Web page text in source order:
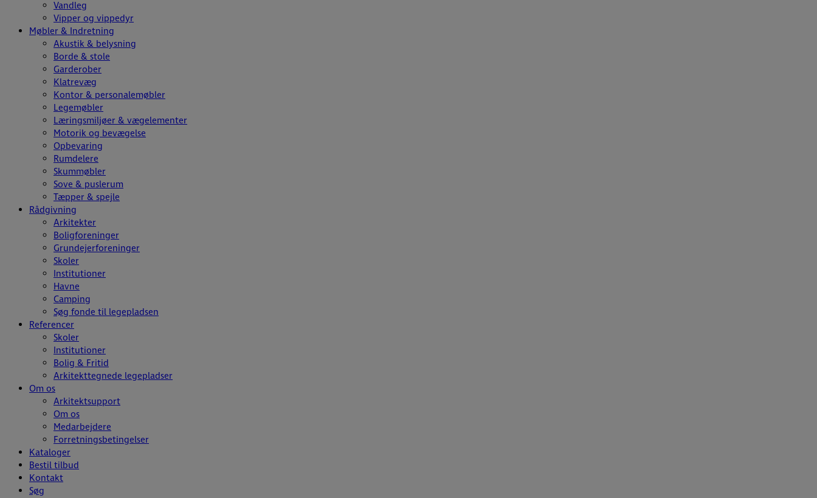
Vandleg
Vipper og vippedyr
Møbler & Indretning
Akustik & belysning
Borde & stole
Garderober
Klatrevæg
Kontor & personalemøbler
Legemøbler
Læringsmiljøer & vægelementer
Motorik og bevægelse
Opbevaring
Rumdelere
Skummøbler
Sove & puslerum
Tæpper & spejle
Rådgivning
Arkitekter
Boligforeninger
Grundejerforeninger
Skoler
Institutioner
Havne
Camping
Søg fonde til legepladsen
Referencer
Skoler
Institutioner
Bolig & Fritid
Arkitekttegnede legepladser
Om os
Arkitektsupport
Om os
Medarbejdere
Forretningsbetingelser
Kataloger
Bestil tilbud
Kontakt
Søg